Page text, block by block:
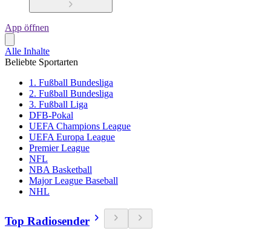
App öffnen
Alle Inhalte
Beliebte Sportarten
1. Fußball Bundesliga
2. Fußball Bundesliga
3. Fußball Liga
DFB-Pokal
UEFA Champions League
UEFA Europa League
Premier League
NFL
NBA Basketball
Major League Baseball
NHL
Top Radiosender